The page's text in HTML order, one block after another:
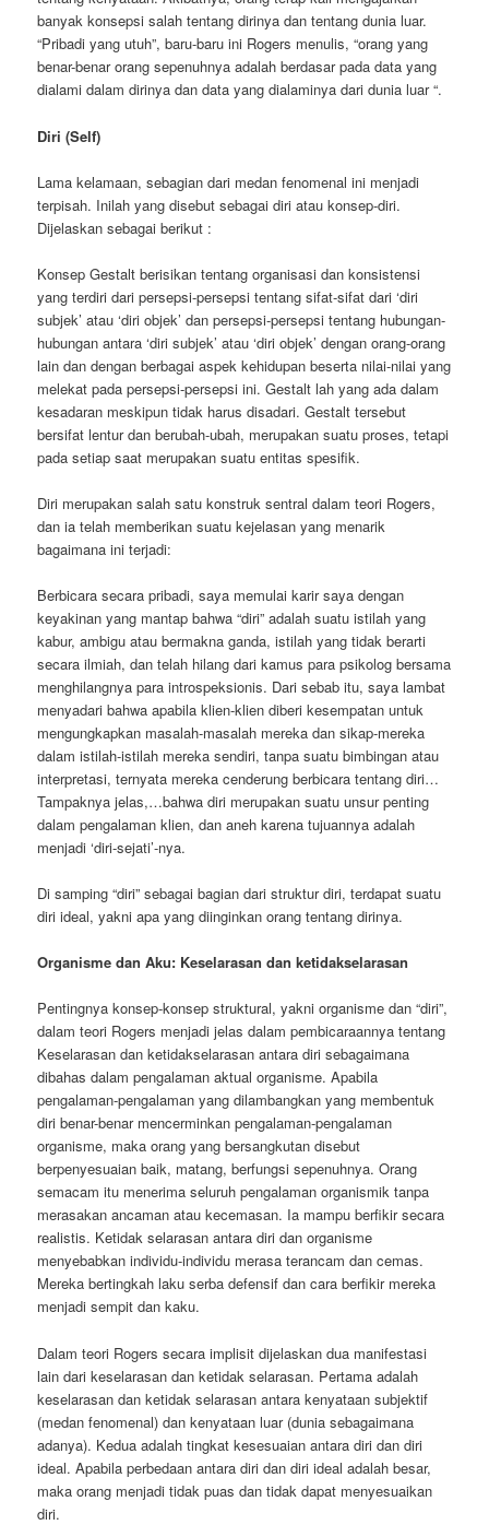
banyak konsepsi salah tentang dirinya dan tentang dunia luar.
“Pribadi yang utuh”, baru-baru ini Rogers menulis, “orang yang
benar-benar orang sepenuhnya adalah berdasar pada data yang
dialami dalam dirinya dan data yang dialaminya dari dunia luar “.
Diri (Self)
Lama kelamaan, sebagian dari medan fenomenal ini menjadi
terpisah. Inilah yang disebut sebagai diri atau konsep-diri.
Dijelaskan sebagai berikut :
Konsep Gestalt berisikan tentang organisasi dan konsistensi
yang terdiri dari persepsi-persepsi tentang sifat-sifat dari ‘diri
subjek’ atau ‘diri objek’ dan persepsi-persepsi tentang hubungan-
hubungan antara ‘diri subjek’ atau ‘diri objek’ dengan orang-orang
lain dan dengan berbagai aspek kehidupan beserta nilai-nilai yang
melekat pada persepsi-persepsi ini. Gestalt lah yang ada dalam
kesadaran meskipun tidak harus disadari. Gestalt tersebut
bersifat lentur dan berubah-ubah, merupakan suatu proses, tetapi
pada setiap saat merupakan suatu entitas spesifik.
Diri merupakan salah satu konstruk sentral dalam teori Rogers,
dan ia telah memberikan suatu kejelasan yang menarik
bagaimana ini terjadi:
Berbicara secara pribadi, saya memulai karir saya dengan
keyakinan yang mantap bahwa “diri” adalah suatu istilah yang
kabur, ambigu atau bermakna ganda, istilah yang tidak berarti
secara ilmiah, dan telah hilang dari kamus para psikolog bersama
menghilangnya para introspeksionis. Dari sebab itu, saya lambat
menyadari bahwa apabila klien-klien diberi kesempatan untuk
mengungkapkan masalah-masalah mereka dan sikap-mereka
dalam istilah-istilah mereka sendiri, tanpa suatu bimbingan atau
interpretasi, ternyata mereka cenderung berbicara tentang diri…
Tampaknya jelas,…bahwa diri merupakan suatu unsur penting
dalam pengalaman klien, dan aneh karena tujuannya adalah
menjadi ‘diri-sejati’-nya.
Di samping “diri” sebagai bagian dari struktur diri, terdapat suatu
diri ideal, yakni apa yang diinginkan orang tentang dirinya.
Organisme dan Aku: Keselarasan dan ketidakselarasan
Pentingnya konsep-konsep struktural, yakni organisme dan “diri”,
dalam teori Rogers menjadi jelas dalam pembicaraannya tentang
Keselarasan dan ketidakselarasan antara diri sebagaimana
dibahas dalam pengalaman aktual organisme. Apabila
pengalaman-pengalaman yang dilambangkan yang membentuk
diri benar-benar mencerminkan pengalaman-pengalaman
organisme, maka orang yang bersangkutan disebut
berpenyesuaian baik, matang, berfungsi sepenuhnya. Orang
semacam itu menerima seluruh pengalaman organismik tanpa
merasakan ancaman atau kecemasan. Ia mampu berfikir secara
realistis. Ketidak selarasan antara diri dan organisme
menyebabkan individu-individu merasa terancam dan cemas.
Mereka bertingkah laku serba defensif dan cara berfikir mereka
menjadi sempit dan kaku.
Dalam teori Rogers secara implisit dijelaskan dua manifestasi
lain dari keselarasan dan ketidak selarasan. Pertama adalah
keselarasan dan ketidak selarasan antara kenyataan subjektif
(medan fenomenal) dan kenyataan luar (dunia sebagaimana
adanya). Kedua adalah tingkat kesesuaian antara diri dan diri
ideal. Apabila perbedaan antara diri dan diri ideal adalah besar,
maka orang menjadi tidak puas dan tidak dapat menyesuaikan
diri.